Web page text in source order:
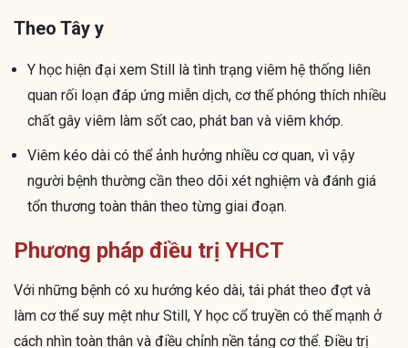
Theo Tây y
Y học hiện đại xem Still là tình trạng viêm hệ thống liên
quan rối loạn đáp ứng miễn dịch, cơ thể phóng thích nhiều
chất gây viêm làm sốt cao, phát ban và viêm khớp.
Viêm kéo dài có thể ảnh hưởng nhiều cơ quan, vì vậy
người bệnh thường cần theo dõi xét nghiệm và đánh giá
tổn thương toàn thân theo từng giai đoạn.
Phương pháp điều trị YHCT
Với những bệnh có xu hướng kéo dài, tái phát theo đợt và
làm cơ thể suy mệt như Still, Y học cổ truyền có thế mạnh ở
cách nhìn toàn thân và điều chỉnh nền tảng cơ thể. Điều trị